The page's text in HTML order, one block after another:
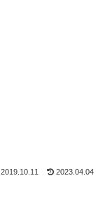
2019.10.11 2023.04.04